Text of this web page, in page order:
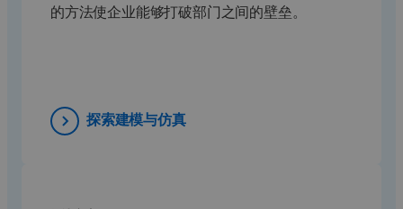
的方法使企业能够打破部门之间的壁垒。
探索建模与仿真